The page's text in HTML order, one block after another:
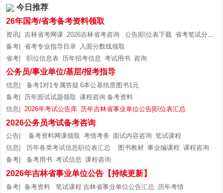
今日推荐
26年国考/省考备考资料领取
资讯| 吉林省考网课 2026吉林省考咨询 公告|职位表下载 省考笔试分数线
备考| 省考专业指导目录
入面分数线领取
省考|
职位信息表 历年招考信息 考试用书 咨询
公务员/事业单位/基层/报考指导
信息| 备考1对1专属答疑 6本公基纸质图书1元
备考|
历年面试试题领取 课程咨询 备考资料
信息|
2026年考试公告库 历年吉林省事业单位公告|职位表汇总
2026公务员考试备考咨询
公告| 备考资料网课领取 考情考务 面试内容咨询 笔试课程
信息|
历年各类考试信息职位表汇总 图书教材 事业编课程 课程咨询
备考|
备考用书 考试信息 课程咨询
2026年吉林省事业单位公告【持续更新】
备考| 备考资料 笔试课程 吉林省事业单位公告汇总
历年考情